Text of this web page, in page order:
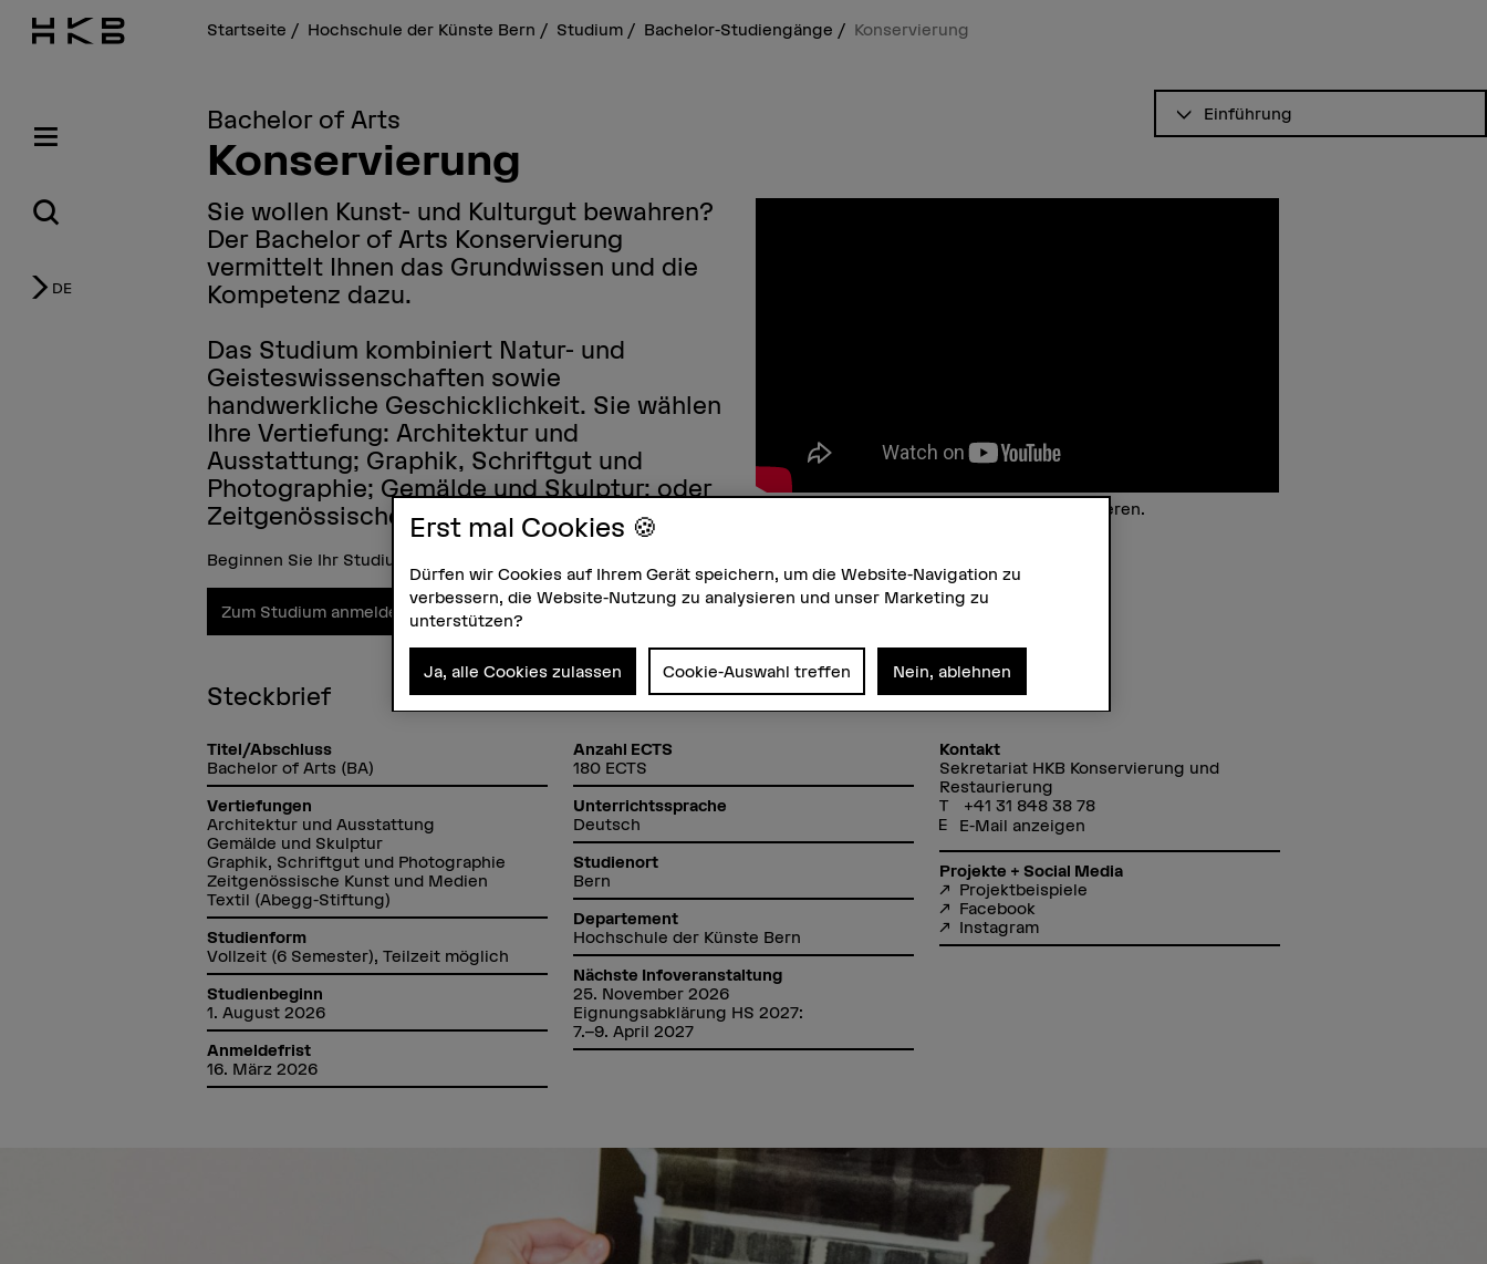
DE
Startseite Hochschule der Künste Bern Studium Bachelor-Studiengänge Konservierung
Einführung
Bachelor of Arts
Konservierung
Sie wollen Kunst- und Kulturgut bewahren?
Der Bachelor of Arts Konservierung
vermittelt Ihnen das Grundwissen und die
Kompetenz dazu.
Das Studium kombiniert Natur- und
Geisteswissenschaften sowie
handwerkliche Geschicklichkeit. Sie wählen
Ihre Vertiefung: Architektur und
Ausstattung; Graphik, Schriftgut und
Photographie; Gemälde und Skulptur; oder
Zeitgenössische Kunst und Medien.
Studierende berichten: Konservierung studieren.
Beginnen Sie Ihr Studium im Sommer 2026.
Zum Studium anmelden Infoveranstaltung besuchen
Steckbrief
Titel/Abschluss
Bachelor of Arts (BA)
Vertiefungen
Architektur und Ausstattung
Gemälde und Skulptur
Graphik, Schriftgut und Photographie
Zeitgenössische Kunst und Medien
Textil (Abegg-Stiftung)
Studienform
Vollzeit (6 Semester), Teilzeit möglich
Studienbeginn
1. August 2026
Anmeldefrist
16. März 2026
Anzahl ECTS
180 ECTS
Unterrichtssprache
Deutsch
Studienort
Bern
Departement
Hochschule der Künste Bern
Nächste Infoveranstaltung
25. November 2026
Eignungsabklärung HS 2027:
7.–9. April 2027
Kontakt
Sekretariat HKB Konservierung und
Restaurierung
+41 31 848 38 78
E-Mail anzeigen
Projekte + Social Media
Projektbeispiele
Facebook
Instagram
Erst mal Cookies 🍪
Dürfen wir Cookies auf Ihrem Gerät speichern, um die Website-Navigation zu
verbessern, die Website-Nutzung zu analysieren und unser Marketing zu
unterstützen?
Ja, alle Cookies zulassen Cookie-Auswahl treffen Nein, ablehnen